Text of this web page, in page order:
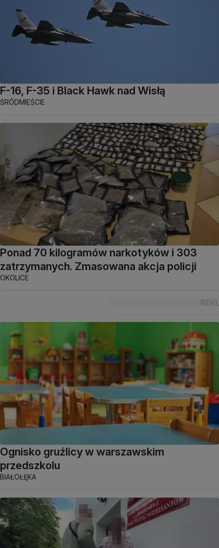
F-16, F-35 i Black Hawk nad Wisłą
ŚRÓDMIEŚCIE
Ponad 70 kilogramów narkotyków i 303
zatrzymanych. Zmasowana akcja policji
OKOLICE
Ognisko gruźlicy w warszawskim
przedszkolu
BIAŁOŁĘKA